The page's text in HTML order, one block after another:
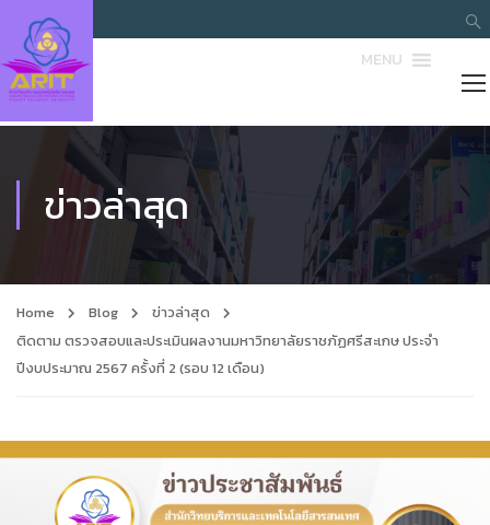
MENU
ข่าวล่าสุด
Home Blog
ข่าวล่าสุด
ติดตาม ตรวจสอบและประเมินผลงานมหาวิทยาลัยราชภัฏศรีสะเกษ ประจำ
ปีงบประมาณ 2567 ครั้งที่ 2 (รอบ 12 เดือน)